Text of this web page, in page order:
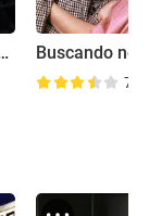
Arts for Young People
7.3